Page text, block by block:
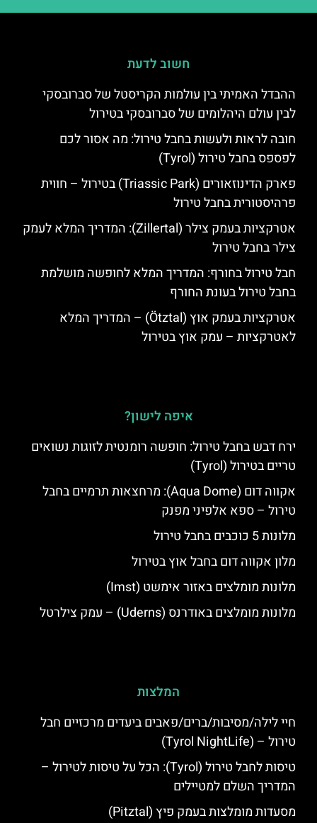
חשוב לדעת
ההבדל האמיתי בין עולמות הקריסטל של סברובסקי
לבין עולם היהלומים של סברובסקי בטירול
חובה לראות ולעשות בחבל טירול: מה אסור לכם
לפספס בחבל טירול (Tyrol)
פארק הדינוזאורים (Triassic Park) בטירול – חווית
פרהיסטורית בחבל טירול
אטרקציות בעמק צילר (Zillertal): המדריך המלא לעמק
צילר בחבל טירול
חבל טירול בחורף: המדריך המלא לחופשה מושלמת
בחבל טירול בעונת החורף
אטרקציות בעמק אוץ (Ötztal) – המדריך המלא
לאטרקציות – עמק אוץ בטירול
איפה לישון?
ירח דבש בחבל טירול: חופשה רומנטית לזוגות נשואים
טריים בטירול (Tyrol)
אקווה דום (Aqua Dome): מרחצאות תרמיים בחבל
טירול – ספא אלפיני מפנק
מלונות 5 כוכבים בחבל טירול
מלון אקווה דום בחבל אוץ בטירול
מלונות מומלצים באזור אימשט (Imst)
מלונות מומלצים באודרנס (Uderns) – עמק צילרטל
המלצות
חיי לילה/מסיבות/ברים/פאבים ביעדים מרכזיים חבל
טירול – (Tyrol NightLife)
טיסות לחבל טירול (Tyrol): הכל על טיסות לטירול –
המדריך השלם למטיילים
מסעדות מומלצות בעמק פיץ (Pitztal)